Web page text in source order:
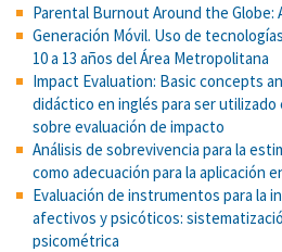
Parental Burnout Around the Globe:
Generación Móvil. Uso de
10 a 13 años del Área Metropolitana
Impact Evaluation: Basic concepts
didáctico en inglés para ser
sobre evaluación de impacto
Análisis de sobrevivencia para la
como adecuación para la aplicación
Evaluación de instrumentos para la
afectivos y psicóticos:
psicométrica